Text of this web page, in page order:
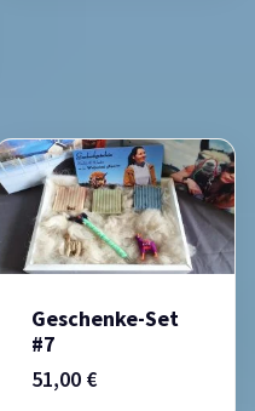
Geschenke-Set
#7
51,00 €